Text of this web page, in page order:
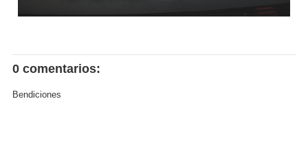
0 comentarios:
Bendiciones